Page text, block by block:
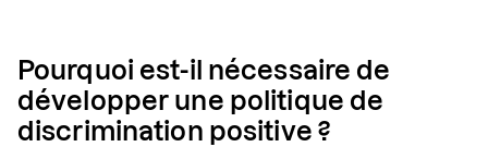
Pourquoi est-il nécessaire de
développer une politique de
discrimination positive ?